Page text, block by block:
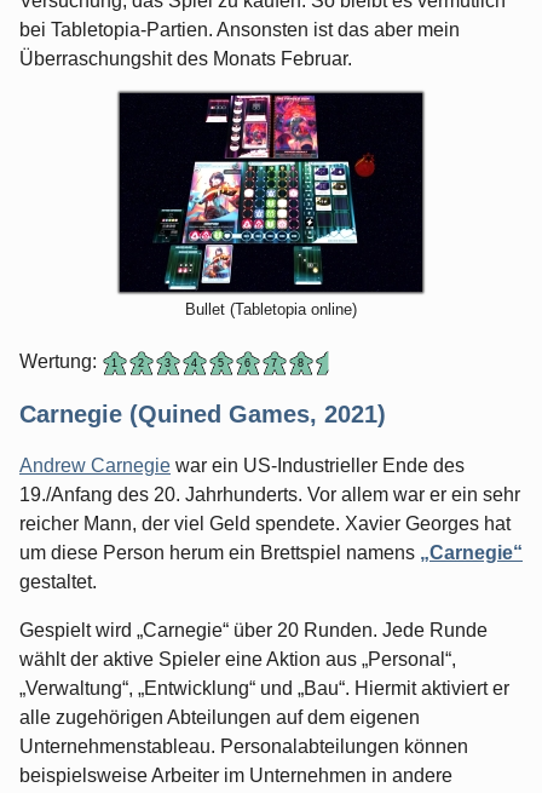
bei Tabletopia-Partien. Ansonsten ist das aber mein
Überraschungshit des Monats Februar.
Bullet (Tabletopia online)
Wertung:
Carnegie (Quined Games, 2021)
Andrew Carnegie war ein US-Industrieller Ende des
19./Anfang des 20. Jahrhunderts. Vor allem war er ein sehr
reicher Mann, der viel Geld spendete. Xavier Georges hat
um diese Person herum ein Brettspiel namens „Carnegie“
gestaltet.
Gespielt wird „Carnegie“ über 20 Runden. Jede Runde
wählt der aktive Spieler eine Aktion aus „Personal“,
„Verwaltung“, „Entwicklung“ und „Bau“. Hiermit aktiviert er
alle zugehörigen Abteilungen auf dem eigenen
Unternehmenstableau. Personalabteilungen können
beispielsweise Arbeiter im Unternehmen in andere